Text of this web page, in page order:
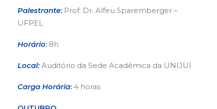
Palestrante: Prof. Dr. Alfeu Sparemberger –
UFPEL
Horário: 8h
Local: Auditório da Sede Acadêmica da UNIJUÍ
Carga Horária: 4 horas